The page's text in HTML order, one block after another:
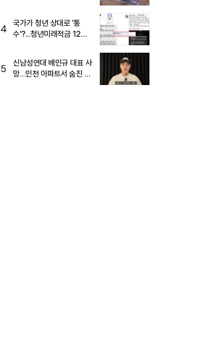
4
국가가 청년 상대로 '통
수'?...청년미래적금 12%
5
신남성연대 배인규 대표 사
망…인천 아파트서 숨진 채